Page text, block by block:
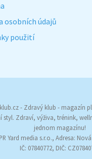
osobních údajů
použití
- Zdravý klub - magazín
styl. Zdraví, výživa, trénink,
jednom magazínu!
Yard media s.r.o., Adresa: Nová
IČ: 07840772, DIČ: